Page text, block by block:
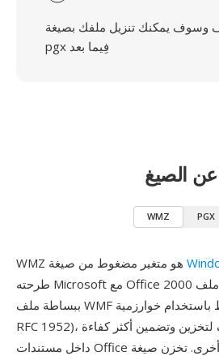
وسوف يمكنك تنزيل ملفك بصيغة
pgx فِيما بعد
عن الصيغ
WMZ PGX
طرحته Microsoft مع Office 2000 عام 1999. ملف WMZ هو
ببساطة ملف WMF مضغوط باستخدام خوارزمية gzip (المعيار
RFC 1952)، مما يقلل حجم الملف لتخزين وتضمين أكثر كفاءة
داخل مستندات Office وصفحات الويب وحاويات أخرى. تخزن صيغة